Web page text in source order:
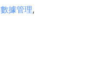
數據管理,